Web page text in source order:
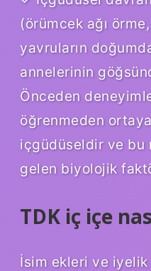
(örümcek ağı
yavruların
annelerinin
Önceden
öğrenmeden
içgüdüseldir ve bu
gelen biyolojik
TDK iç içe
İsim ekleri ve